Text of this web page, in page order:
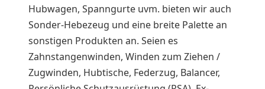
Hubwagen, Spanngurte uvm. bieten wir auch
Sonder-Hebezeug und eine breite Palette an
sonstigen Produkten an. Seien es
Zahnstangenwinden, Winden zum Ziehen /
Zugwinden, Hubtische, Federzug, Balancer,